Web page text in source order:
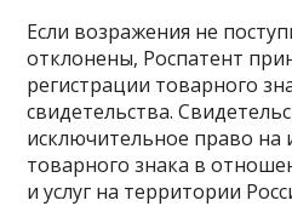
Если возражения не
отклонены, Роспатент
регистрации товарного
свидетельства.
исключительное право на
товарного знака в
и услуг на территории